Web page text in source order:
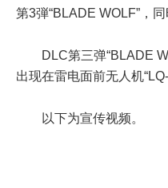
第3弾“BLADE WOLF”，
DLC第三弹“BLADE
出现在雷电面前无人机
以下为宣传视频。